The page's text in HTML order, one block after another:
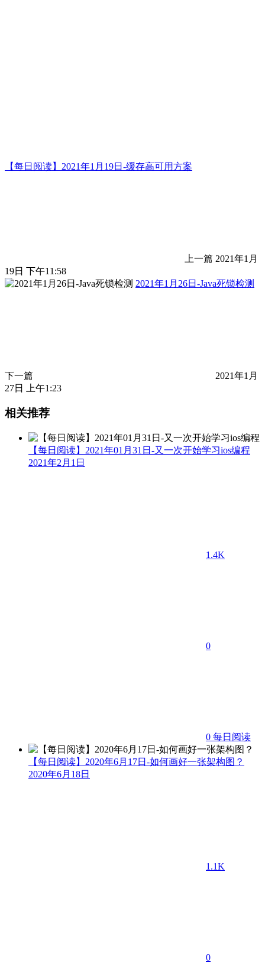
【每日阅读】2021年1月19日-缓存高可用方案
上一篇 2021年1月
19日 下午11:58
2021年1月26日-Java死锁检测
下一篇
2021年1月
27日 上午1:23
相关推荐
【每日阅读】2021年01月31日-又一次开始学习ios编程
2021年2月1日
1.4K
0
0 每日阅读
【每日阅读】2020年6月17日-如何画好一张架构图？
2020年6月18日
1.1K
0